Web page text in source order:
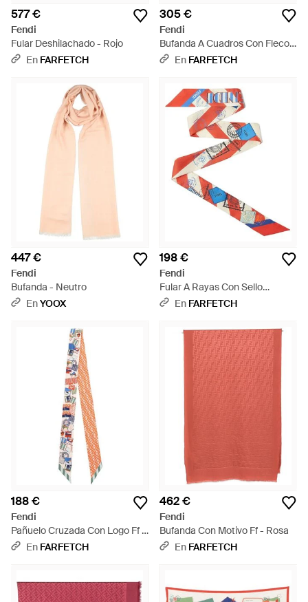
577 €
Fendi
Fular Deshilachado - Rojo
En FARFETCH
305 €
Fendi
Bufanda A Cuadros Con Flecos
- Gris
En FARFETCH
447 €
Fendi
Bufanda - Neutro
EnYOOX
198 €
Fendi
Fular A Rayas Con Sello
Estampado - Blanco
En FARFETCH
188 €
Fendi
Pañuelo Cruzada Con Logo Ff -
Blanco
En FARFETCH
462 €
Fendi
Bufanda Con Motivo Ff - Rosa
En FARFETCH